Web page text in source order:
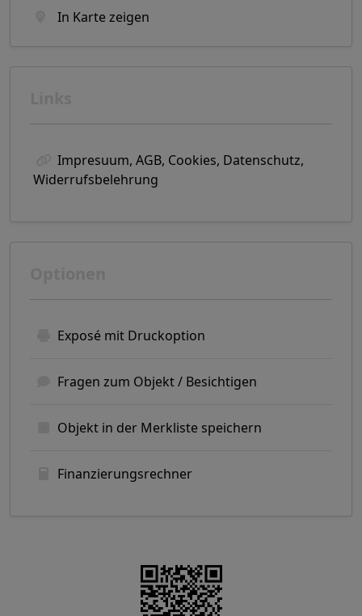
In Karte zeigen
Impresuum, AGB, Cookies, Datenschutz,
Widerrufsbelehrung
Exposé mit Druckoption
Fragen zum Objekt / Besichtigen
Objekt in der Merkliste speichern
Finanzierungsrechner